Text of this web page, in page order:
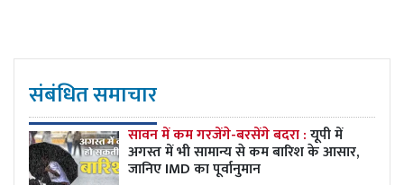
संबंधित समाचार
सावन में कम गरजेंगे-बरसेंगे बदरा :यूपी में
अगस्त में भी सामान्य से कम बारिश के आसार,
जानिए IMD का पूर्वानुमान